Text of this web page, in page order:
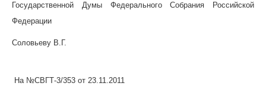
Государственной Думы Федерального Собрания Российской
Федерации
Соловьеву В.Г.
На №СВГТ-3/353 от 23.11.2011